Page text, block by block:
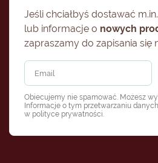
Jeśli chciałbyś dostawać m.in.
lub informacje o nowych
zapraszamy do zapisania się
Obiecujemy nie spamować. Możesz
Informacje o tym przetwarzaniu
w polityce prywatności